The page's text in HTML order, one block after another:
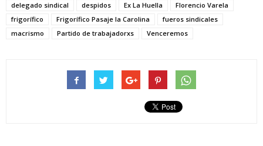
delegado sindical
despidos Ex La Huella
Florencio Varela
frigorífico
Frigorífico Pasaje la Carolina
fueros sindicales
macrismo
Partido de trabajadorxs Venceremos